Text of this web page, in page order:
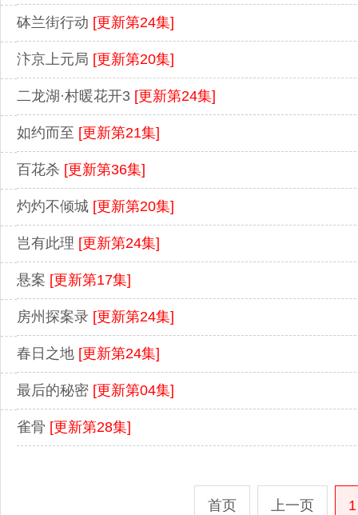
砵兰街行动 [更新第24集]
汴京上元局 [更新第20集]
二龙湖·村暖花开3 [更新第24集]
如约而至 [更新第21集]
百花杀 [更新第36集]
灼灼不倾城 [更新第20集]
岂有此理 [更新第24集]
悬案 [更新第17集]
房州探案录 [更新第24集]
春日之地 [更新第24集]
最后的秘密 [更新第04集]
雀骨 [更新第28集]
首页 上一页 1